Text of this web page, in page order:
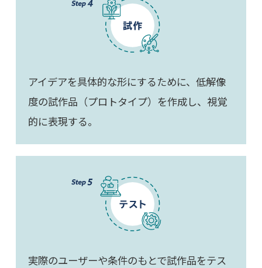
アイデアを具体的な形にするために、低解像
度の試作品（プロトタイプ）を作成し、視覚
的に表現する。
実際のユーザーや条件のもとで試作品をテス